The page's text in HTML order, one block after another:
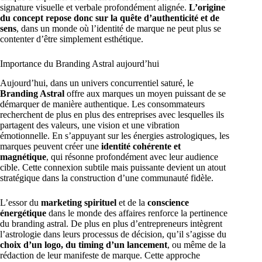
signature visuelle et verbale profondément alignée. L’origine
du concept repose donc sur la quête d’authenticité et de
sens, dans un monde où l’identité de marque ne peut plus se
contenter d’être simplement esthétique.
Importance du Branding Astral aujourd’hui
Aujourd’hui, dans un univers concurrentiel saturé, le
Branding Astral offre aux marques un moyen puissant de se
démarquer de manière authentique. Les consommateurs
recherchent de plus en plus des entreprises avec lesquelles ils
partagent des valeurs, une vision et une vibration
émotionnelle. En s’appuyant sur les énergies astrologiques, les
marques peuvent créer une identité cohérente et
magnétique, qui résonne profondément avec leur audience
cible. Cette connexion subtile mais puissante devient un atout
stratégique dans la construction d’une communauté fidèle.
L’essor du marketing spirituel et de la conscience
énergétique dans le monde des affaires renforce la pertinence
du branding astral. De plus en plus d’entrepreneurs intègrent
l’astrologie dans leurs processus de décision, qu’il s’agisse du
choix d’un logo, du timing d’un lancement, ou même de la
rédaction de leur manifeste de marque. Cette approche